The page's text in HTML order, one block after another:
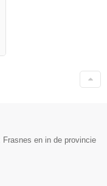
en in de provincie